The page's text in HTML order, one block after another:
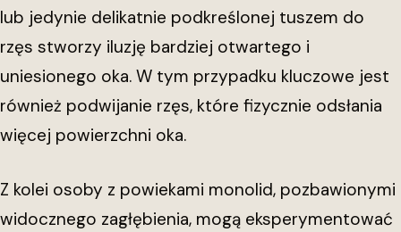
lub jedynie delikatnie podkreślonej tuszem do
rzęs stworzy iluzję bardziej otwartego i
uniesionego oka. W tym przypadku kluczowe jest
również podwijanie rzęs, które fizycznie odsłania
więcej powierzchni oka.
Z kolei osoby z powiekami monolid, pozbawionymi
widocznego zagłębienia, mogą eksperymentować